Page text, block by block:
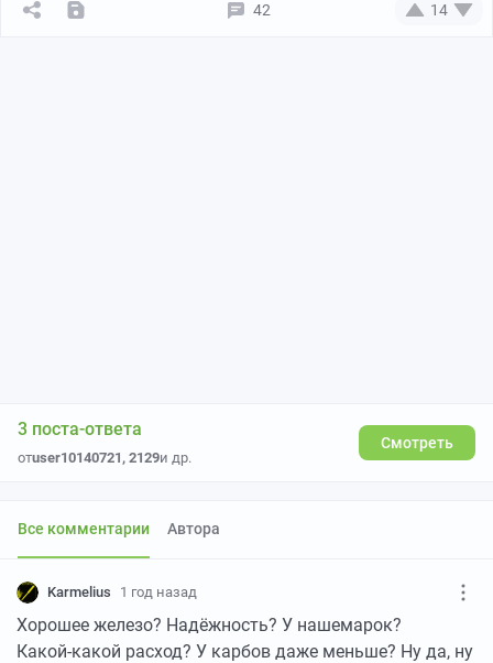
42 14
3 поста-ответа
отuser10140721 , 2129и др.
Смотреть
Все комментарии Автора
Karmelius 1 год назад
Хорошее железо? Надёжность? У нашемарок?
Какой-какой расход? У карбов даже меньше? Ну да, ну